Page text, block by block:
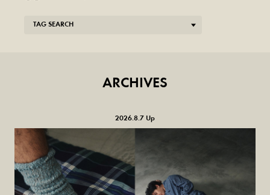
TAG SEARCH
ARCHIVES
2026.8.7 Up